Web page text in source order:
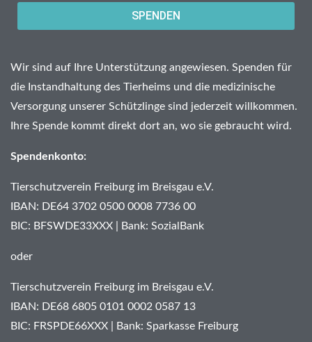
SPENDEN
Wir sind auf Ihre Unterstützung angewiesen. Spenden für
die Instandhaltung des Tierheims und die medizinische
Versorgung unserer Schützlinge sind jederzeit willkommen.
Ihre Spende kommt direkt dort an, wo sie gebraucht wird.
Spendenkonto:
Tierschutzverein Freiburg im Breisgau e.V.
IBAN: DE64 3702 0500 0008 7736 00
BIC: BFSWDE33XXX | Bank: SozialBank
oder
Tierschutzverein Freiburg im Breisgau e.V.
IBAN: DE68 6805 0101 0002 0587 13
BIC: FRSPDE66XXX | Bank: Sparkasse Freiburg